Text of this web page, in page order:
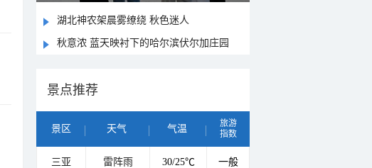
湖北神农架晨雾缭绕 秋色迷人
秋意浓 蓝天映衬下的哈尔滨伏尔加庄园
景点推荐
景区 天气 气温
旅游
指数
三亚 雷阵雨 30/25℃ 一般